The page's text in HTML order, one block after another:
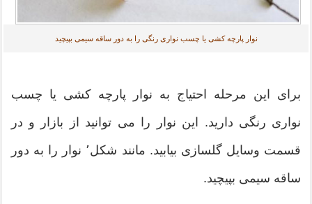
نوار پارچه کشی یا چسب نواری رنگی را به دور ساقه سیمی بپیچید
برای این مرحله احتیاج به نوار پارچه کشی یا چسب
نواری رنگی دارید. این نوار را می توانید از بازار و در
قسمت وسایل گلسازی بیابید. مانند شکل٬ نوار را به دور
ساقه سیمی بپیچید.